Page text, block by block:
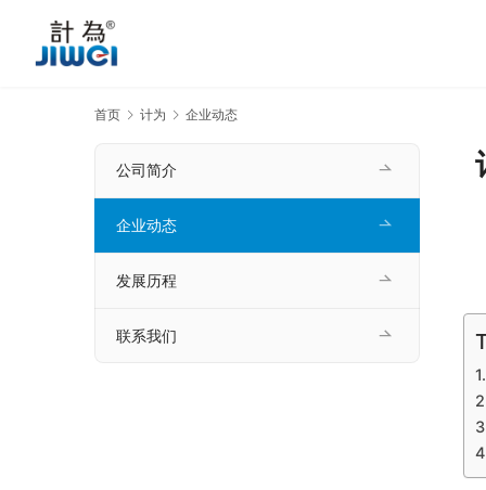
首页 计为 企业动态
公司简介
企业动态
发展历程
联系我们